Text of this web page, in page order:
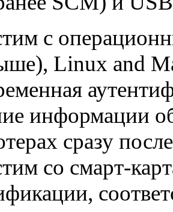
с
Linux and
информации
сразу
со смарт-